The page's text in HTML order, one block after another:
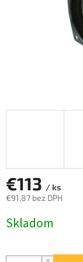
€113 / ks
€91,87 bez DPH
cena:
Skladom